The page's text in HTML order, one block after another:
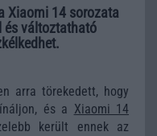
Xiaomi 14 sorozata
és változtatható
arra törekedett, hogy
és a Xiaomi 14
került ennek az